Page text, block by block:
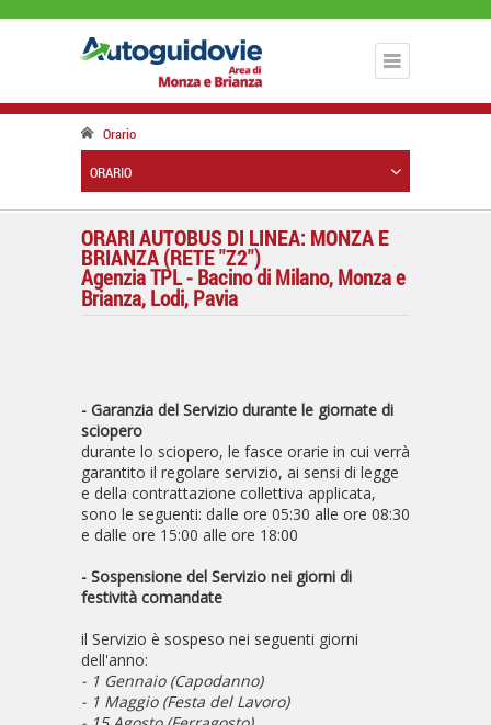
Orario
ORARIO
ORARI AUTOBUS DI LINEA: MONZA E
BRIANZA (RETE "Z2")
Agenzia TPL - Bacino di Milano, Monza e
Brianza, Lodi, Pavia
- Garanzia del Servizio durante le giornate di
sciopero
durante lo sciopero, le fasce orarie in cui verrà
garantito il regolare servizio, ai sensi di legge
e della contrattazione collettiva applicata,
sono le seguenti: dalle ore 05:30 alle ore 08:30
e dalle ore 15:00 alle ore 18:00
- Sospensione del Servizio nei giorni di
festività comandate
il Servizio è sospeso nei seguenti giorni
dell'anno:
- 1 Gennaio (Capodanno)
- 1 Maggio (Festa del Lavoro)